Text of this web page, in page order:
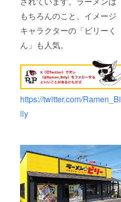
もちろんのこと、イメージ
キャラクターの「ビリーく
ん」も人気。
https://twitter.com/Ramen_Bi
lly